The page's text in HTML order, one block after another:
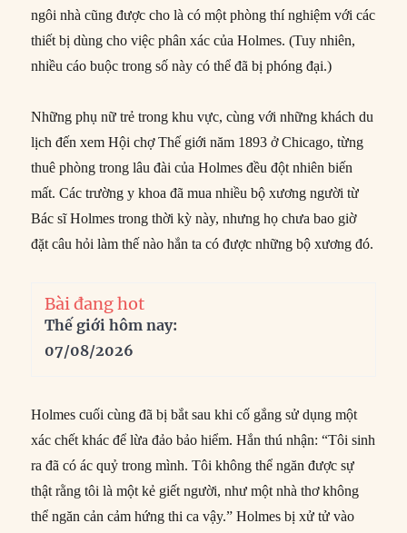
ngôi nhà cũng được cho là có một phòng thí nghiệm với các
thiết bị dùng cho việc phân xác của Holmes. (Tuy nhiên,
nhiều cáo buộc trong số này có thể đã bị phóng đại.)
Những phụ nữ trẻ trong khu vực, cùng với những khách du
lịch đến xem Hội chợ Thế giới năm 1893 ở Chicago, từng
thuê phòng trong lâu đài của Holmes đều đột nhiên biến
mất. Các trường y khoa đã mua nhiều bộ xương người từ
Bác sĩ Holmes trong thời kỳ này, nhưng họ chưa bao giờ
đặt câu hỏi làm thế nào hắn ta có được những bộ xương đó.
Bài đang hot
Thế giới hôm nay:
07/08/2026
Holmes cuối cùng đã bị bắt sau khi cố gắng sử dụng một
xác chết khác để lừa đảo bảo hiểm. Hắn thú nhận: “Tôi sinh
ra đã có ác quỷ trong mình. Tôi không thể ngăn được sự
thật rằng tôi là một kẻ giết người, như một nhà thơ không
thể ngăn cản cảm hứng thi ca vậy.” Holmes bị xử tử vào